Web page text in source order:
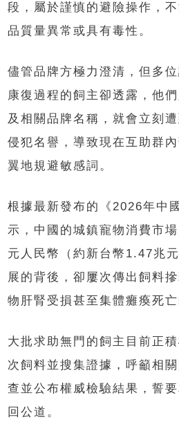
段，屬於謹慎的避險操作，
品質量異常或具有毒性。
儘管品牌方極力澄清，但多
康復過程的飼主卻透露，他
及相關品牌名稱，就會立刻
侵犯名譽，導致現在互助群
翼地規避敏感詞。
根據最新發布的《2026年中
示，中國的城鎮寵物消費市
元人民幣（約新台幣1.47兆
展的背後，卻屢次傳出飼料
物肝腎受損甚至集體癱瘓死亡
大批求助無門的飼主目前正
次飼料並搜集證據，呼籲相
查並公布權威檢驗結果，誓
回公道。